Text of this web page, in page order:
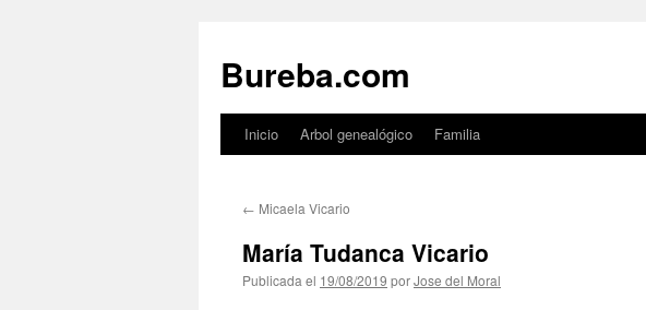
Bureba.com
Saltar
contenido
Inicio Arbol genealógico Familia
← Micaela Vicario
María Tudanca Vicario
Publicada el 19/08/2019 porJose del Moral